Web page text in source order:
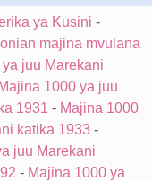
ya Kusini -
majina mvulana
juu Marekani
Majina 1000 ya juu
1931 - Majina 1000
katika 1933 -
juu Marekani
- Majina 1000 ya